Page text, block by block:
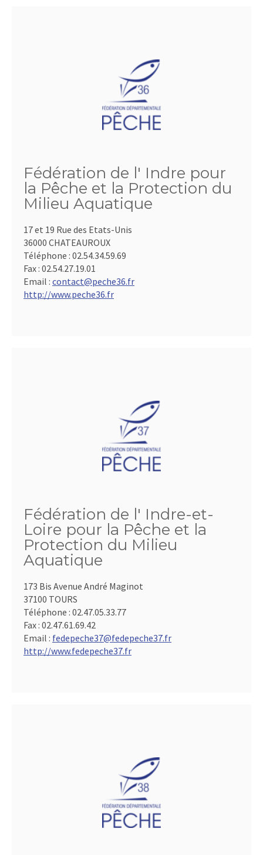
Fédération de l' Indre pour
la Pêche et la Protection du
Milieu Aquatique
17 et 19 Rue des Etats-Unis
36000 CHATEAUROUX
Téléphone : 02.54.34.59.69
Fax : 02.54.27.19.01
Email : contact@peche36.fr
http://www.peche36.fr
Fédération de l' Indre-et-
Loire pour la Pêche et la
Protection du Milieu
Aquatique
173 Bis Avenue André Maginot
37100 TOURS
Téléphone : 02.47.05.33.77
Fax : 02.47.61.69.42
Email : fedepeche37@fedepeche37.fr
http://www.fedepeche37.fr